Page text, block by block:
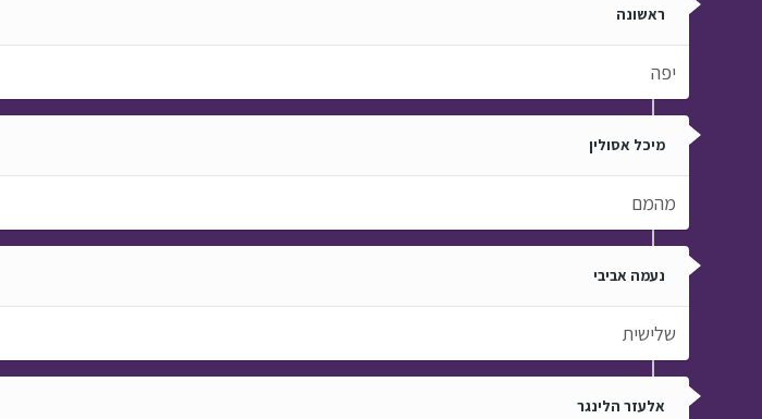
ראשונה
יפה
מיכל אסולין
מהמם
נעמה אביבי
שלישית
אלעזר הלינגר